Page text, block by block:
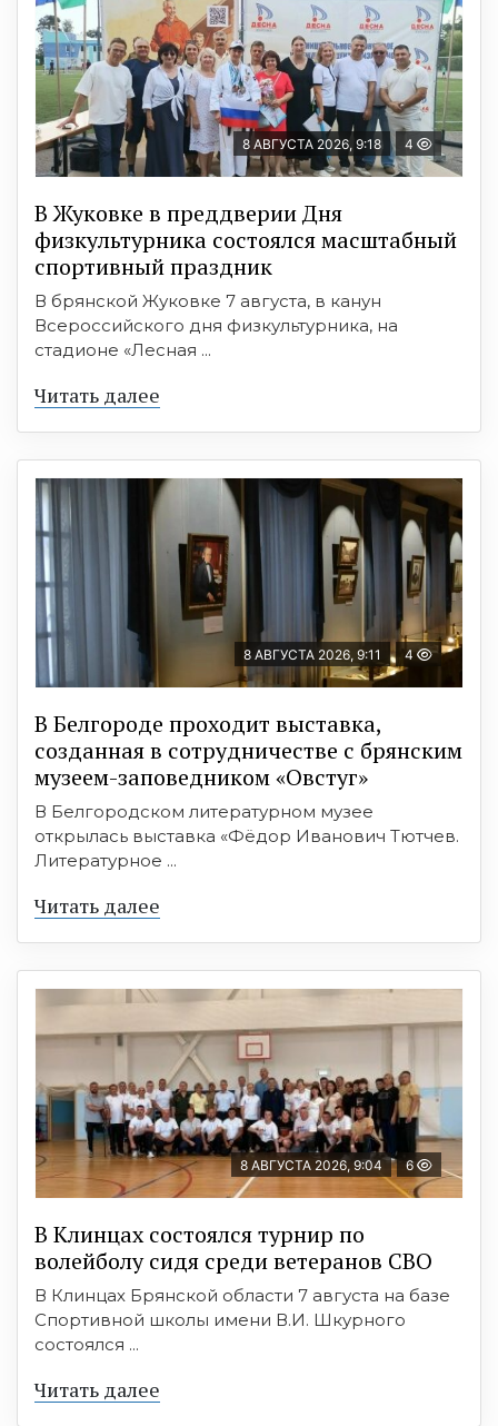
8 АВГУСТА 2026, 9:18 4
В Жуковке в преддверии Дня
физкультурника состоялся масштабный
спортивный праздник
В брянской Жуковке 7 августа, в канун
Всероссийского дня физкультурника, на
стадионе «Лесная ...
Читать далее
8 АВГУСТА 2026, 9:11 4
В Белгороде проходит выставка,
созданная в сотрудничестве с брянским
музеем-заповедником «Овстуг»
В Белгородском литературном музее
открылась выставка «Фёдор Иванович Тютчев.
Литературное ...
Читать далее
8 АВГУСТА 2026, 9:04 6
В Клинцах состоялся турнир по
волейболу сидя среди ветеранов СВО
В Клинцах Брянской области 7 августа на базе
Спортивной школы имени В.И. Шкурного
состоялся ...
Читать далее